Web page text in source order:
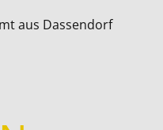
aus Dassendorf